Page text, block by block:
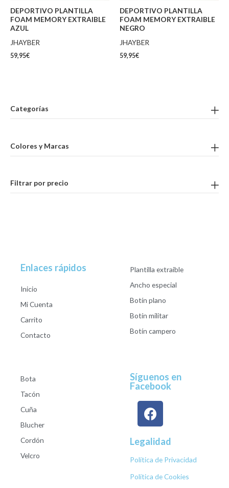
Categorías
Colores y Marcas
Filtrar por precio
DEPORTIVO PLANTILLA
FOAM MEMORY EXTRAIBLE
AZUL
JHAYBER
59,95€
DEPORTIVO PLANTILLA
FOAM MEMORY EXTRAIBLE
NEGRO
JHAYBER
59,95€
Enlaces rápidos
Inicio
Mi Cuenta
Carrito
Contacto
Plantilla extraible
Ancho especial
Botín plano
Botín militar
Botín campero
Bota
Tacón
Cuña
Blucher
Cordón
Velcro
Síguenos en
Facebook
Legalidad
Política de Privacidad
Política de Cookies